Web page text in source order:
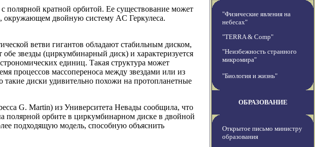
полярной кратной орбитой. Ее существование может
окружающем двойную систему AC Геркулеса.
ветви гигантов обладают стабильным диском,
звезды (циркумбинарный диск) и характеризуется
единиц. Такая структура может
процессов массопереноса между звездами или из
диски удивительно похожи на протопланетные
G. Martin) из Университета Невады сообщила, что
полярной орбите в циркумбинарном диске в двойной
подходящую модель, способную объяснить
"Физические явления на
небесах"
"TERRA & Comp"
"Неизбежность странного
микромира"
"Биология и жизнь"
ОБРАЗОВАНИЕ
Открытое письмо министру
образования